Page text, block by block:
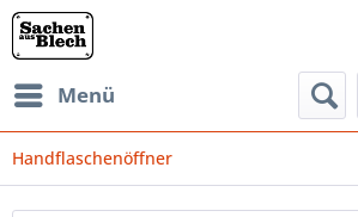
Menü
Handflaschenöffner